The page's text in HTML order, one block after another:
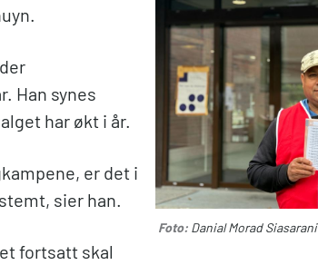
Foto: Danial Morad Siasarani
Han synes
har økt i år.
er det i
sier han.
fortsatt skal